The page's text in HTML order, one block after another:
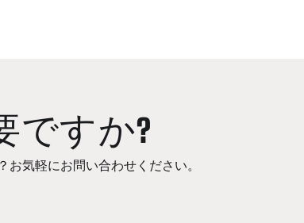
ですか?
お気軽にお問い合わせください。